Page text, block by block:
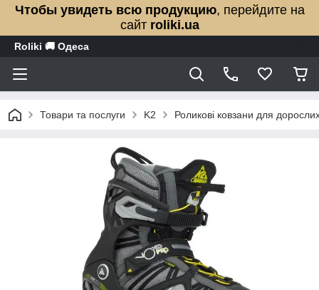
Чтобы увидеть всю продукцию, перейдите на
сайт roliki.ua
Roliki 🚚 Одеса
Товари та послуги K2 Роликові ковзани для